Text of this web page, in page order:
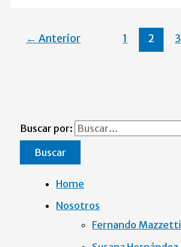
← Anterior 1 2 3
Buscar por:
Home
Nosotros
Fernando Mazzetti